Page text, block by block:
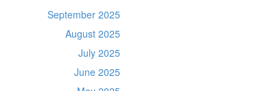
September 2025
August 2025
July 2025
June 2025